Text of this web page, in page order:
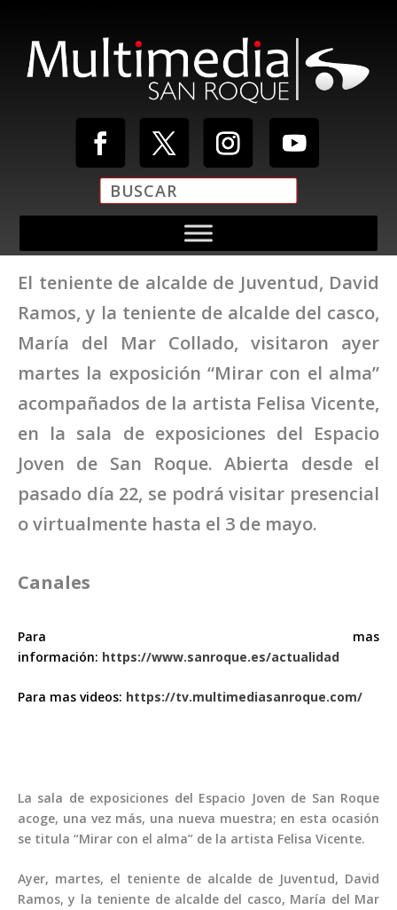
Media error: Format(s) not supported or source(s) not found
Descargar archivo: https://multimediasanroque.com/wp-
content/uploads/2019/11/Video-Cabecera.mp4
00:00
El teniente de alcalde de Juventud, David
Ramos, y la teniente de alcalde del casco,
María del Mar Collado, visitaron ayer
martes la exposición “Mirar con el alma”
acompañados de la artista Felisa Vicente,
en la sala de exposiciones del Espacio
Joven de San Roque. Abierta desde el
pasado día 22, se podrá visitar presencial
o virtualmente hasta el 3 de mayo.
Canales
Para mas
información: https://www.sanroque.es/actualidad
Para mas videos: https://tv.multimediasanroque.com/
La sala de exposiciones del Espacio Joven de San Roque
acoge, una vez más, una nueva muestra; en esta ocasión
se titula “Mirar con el alma” de la artista Felisa Vicente.
Ayer, martes, el teniente de alcalde de Juventud, David
Ramos, y la teniente de alcalde del casco, María del Mar